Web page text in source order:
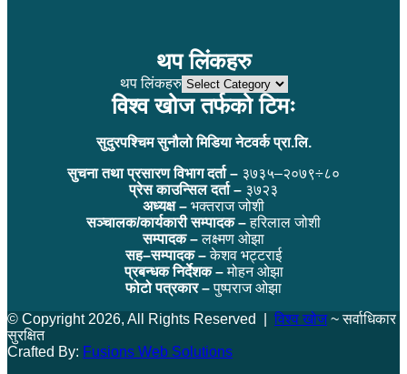
थप लिंकहरु
थप लिंकहरु
विश्व खोज तर्फको टिमः
सुदुरपश्चिम सुनौलो मिडिया नेटवर्क प्रा.लि.
सुचना तथा प्रसारण विभाग दर्ता – ३७३५–२०७९÷८०
प्रेस काउन्सिल दर्ता – ३७२३
अध्यक्ष – भक्तराज जोशी
सञ्चालक/कार्यकारी सम्पादक –हरिलाल जोशी
सम्पादक –लक्ष्मण ओझा
सह–सम्पादक –केशव भट्टराई
प्रबन्धक निर्देशक –मोहन ओझा
फोटो पत्रकार –पुष्पराज ओझा
© Copyright 2026, All Rights Reserved | विश्व खोज~ सर्वाधिकार
सुरक्षित
Crafted By: Fusions Web Solutions